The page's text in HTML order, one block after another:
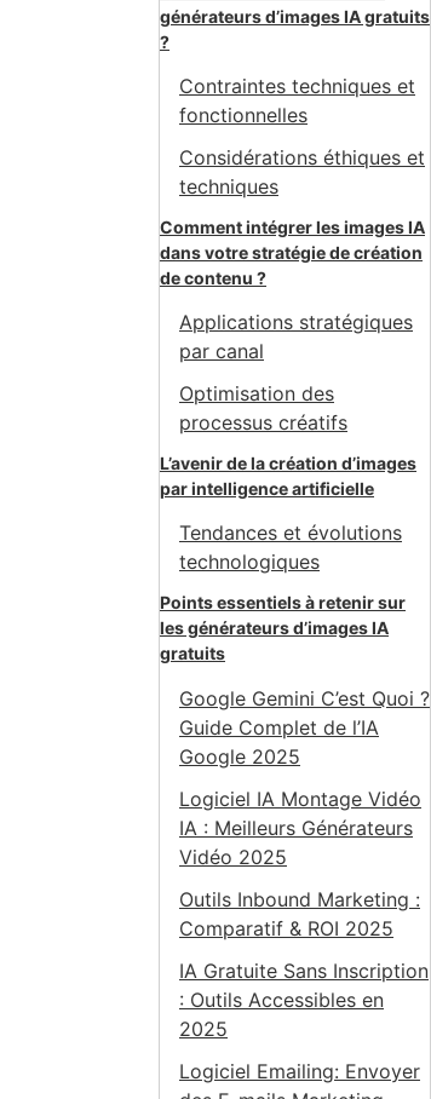
générateurs d’images IA gratuits
?
Contraintes techniques et
fonctionnelles
Considérations éthiques et
techniques
Comment intégrer les images IA
dans votre stratégie de création
de contenu ?
Applications stratégiques
par canal
Optimisation des
processus créatifs
L’avenir de la création d’images
par intelligence artificielle
Tendances et évolutions
technologiques
Points essentiels à retenir sur
les générateurs d’images IA
gratuits
Google Gemini C’est Quoi ?
Guide Complet de l’IA
Google 2025
Logiciel IA Montage Vidéo
IA : Meilleurs Générateurs
Vidéo 2025
Outils Inbound Marketing :
Comparatif & ROI 2025
IA Gratuite Sans Inscription
: Outils Accessibles en
2025
Logiciel Emailing: Envoyer